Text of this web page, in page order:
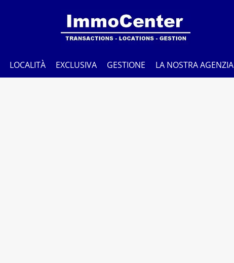
LOCALITÀ EXCLUSIVA GESTIONE LA NOSTRA AGENZIA